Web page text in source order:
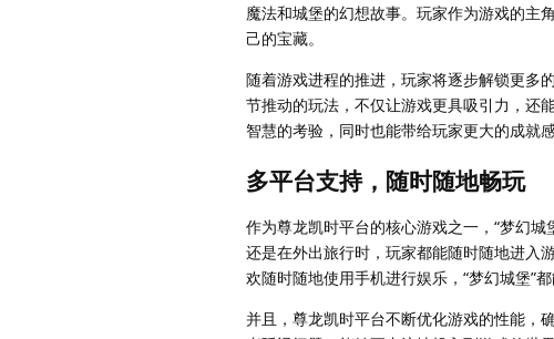
魔法和城堡的幻想故事。玩家作为游戏的主
己的宝藏。
随着游戏进程的推进，玩家将逐步解锁更多
节推动的玩法，不仅让游戏更具吸引力，还
智慧的考验，同时也能带给玩家更大的成就感
多平台支持，随时随地畅玩
作为尊龙凯时平台的核心游戏之一，“梦幻
还是在外出旅行时，玩家都能随时随地进入
欢随时随地使用手机进行娱乐，“梦幻城堡”
并且，尊龙凯时平台不断优化游戏的性能，